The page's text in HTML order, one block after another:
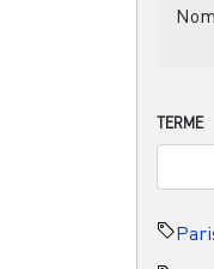
TERME